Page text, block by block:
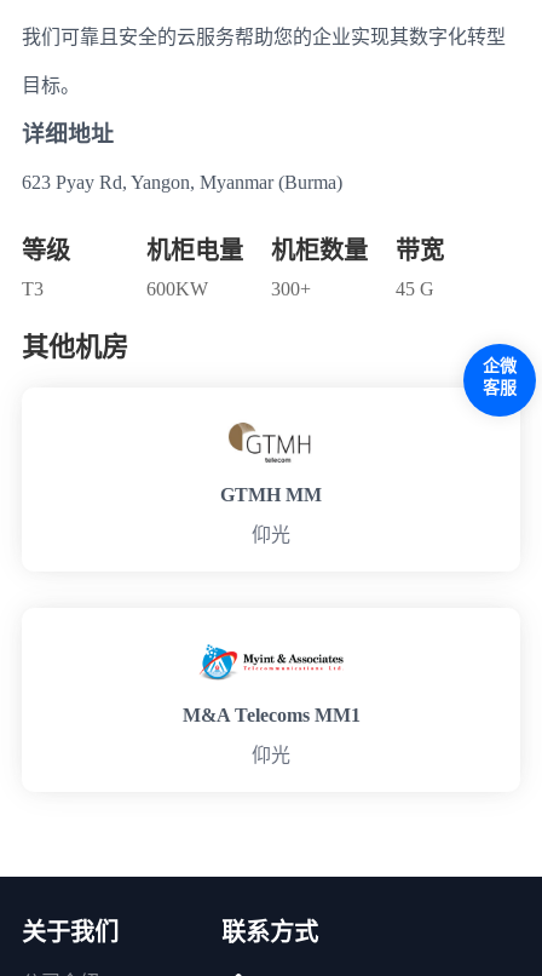
我们可靠且安全的云服务帮助您的企业实现其数字化转型
目标。
详细地址
623 Pyay Rd, Yangon, Myanmar (Burma)
等级
T3
机柜电量
600KW
机柜数量
300+
带宽
45 G
其他机房
GTMH MM
仰光
M&A Telecoms MM1
仰光
关于我们 联系方式
企微
客服